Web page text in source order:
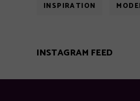
INSPIRATION
INSTAGRAM FEED